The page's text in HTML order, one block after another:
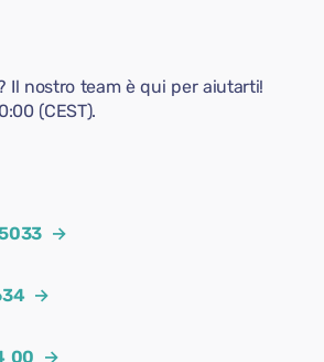
Il nostro team è qui per aiutarti!
(CEST).
→
→
00 →